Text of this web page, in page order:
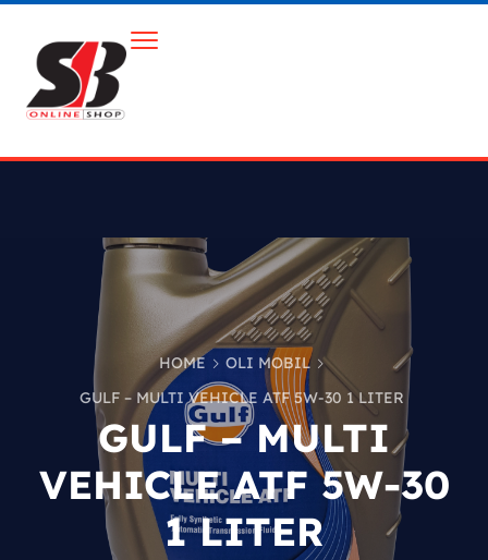
HOME
OLI MOBIL
GULF – MULTI VEHICLE ATF 5W-30 1 LITER
GULF – MULTI
VEHICLE ATF 5W-30
1 LITER